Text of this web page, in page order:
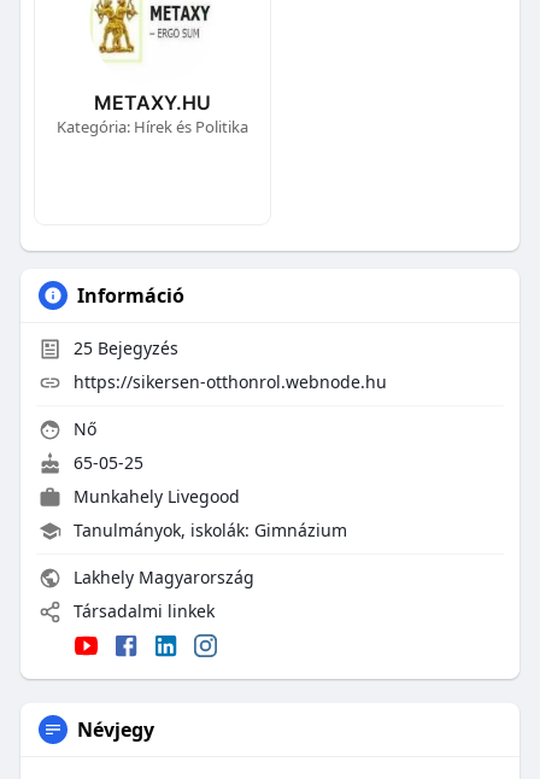
METAXY.HU
Kategória: Hírek és Politika
Információ
25Bejegyzés
https://sikersen-otthonrol.webnode.hu
Nő
65-05-25
Munkahely Livegood
Tanulmányok, iskolák: Gimnázium
Lakhely Magyarország
Társadalmi linkek
Névjegy